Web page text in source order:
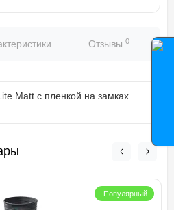
Отзывы 0
Мatt с пленкой на замках
Популярный